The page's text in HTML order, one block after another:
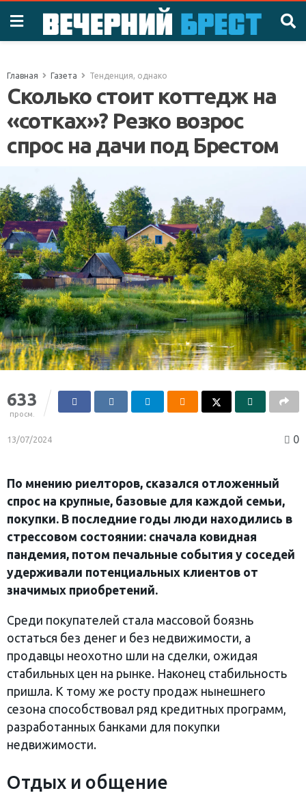
Главная Газета Тенденция, однако
Сколько стоит коттедж на
«сотках»? Резко возрос
спрос на дачи под Брестом
633
просм.
13/07/2024 0
По мнению риелторов, сказался отложенный
спрос на крупные, базовые для каждой семьи,
покупки. В последние годы люди находились в
стрессовом состоянии: сначала ковидная
пандемия, потом печальные события у соседей
удерживали потенциальных клиентов от
значимых приобретений.
Среди покупателей стала массовой боязнь
остаться без денег и без недвижимости, а
продавцы неохотно шли на сделки, ожидая
стабильных цен на рынке. Наконец стабильность
пришла. К тому же росту продаж нынешнего
сезона способствовал ряд кредитных программ,
разработанных банками для покупки
недвижимости.
Отдых и общение